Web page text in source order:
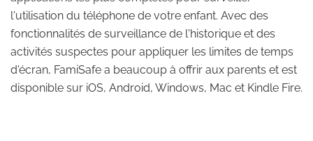
l'utilisation du téléphone de votre enfant. Avec des
fonctionnalités de surveillance de l'historique et des
activités suspectes pour appliquer les limites de temps
d'écran, FamiSafe a beaucoup à offrir aux parents et est
disponible sur iOS, Android, Windows, Mac et Kindle Fire.